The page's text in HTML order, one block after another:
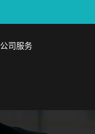
公司服务